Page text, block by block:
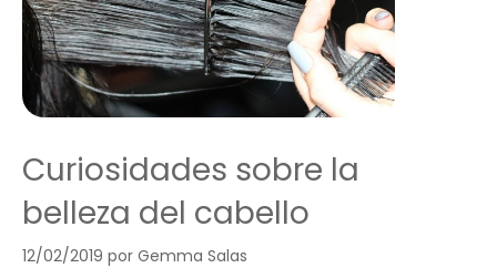
Curiosidades sobre la
belleza del cabello
12/02/2019 por Gemma Salas